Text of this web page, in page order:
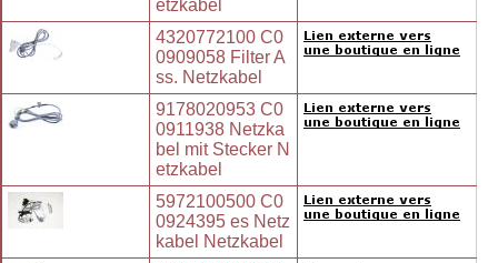
etzkabel
4320772100 C0
0909058 Filter A
ss. Netzkabel
9178020953 C0
0911938 Netzka
bel mit Stecker N
etzkabel
5972100500 C0
0924395 es Netz
kabel Netzkabel